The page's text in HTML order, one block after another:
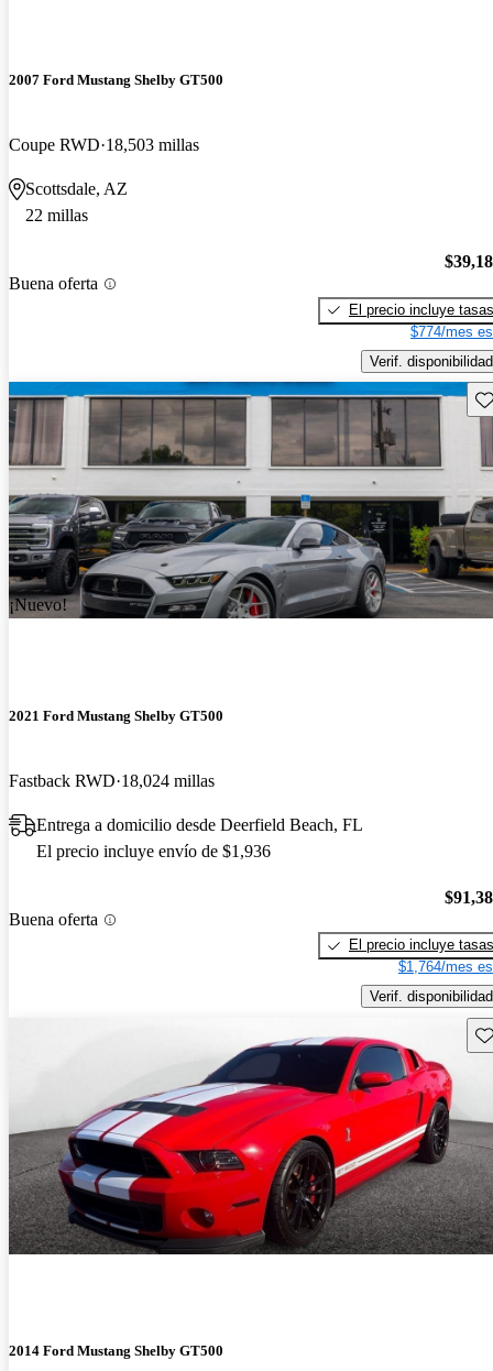
2007 Ford Mustang Shelby GT500
Coupe RWD 18,503 millas
Scottsdale, AZ
22 millas
Buena oferta
El precio incluye tasas
$774/mes
Verif. disponibilidad
¡Nuevo!
2021 Ford Mustang Shelby GT500
Fastback RWD 18,024 millas
Entrega a domicilio desde Deerfield Beach, FL
El precio incluye envío de $1,936
Buena oferta
El precio incluye tasas
$1,764/mes
Verif. disponibilidad
2014 Ford Mustang Shelby GT500